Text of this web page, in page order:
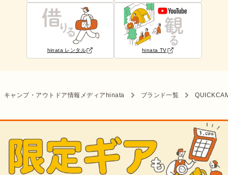
hinata レンタル hinata TV
キャンプ・アウトドア情報メディアhinata ブランド一覧